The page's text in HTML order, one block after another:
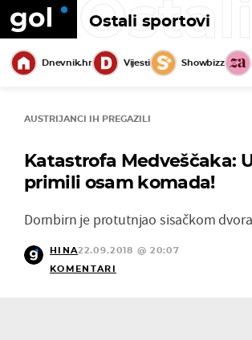
Ostali sportovi
Dnevnik.hr Vijesti Showbizz
AUSTRIJANCI IH PREGAZILI
Katastrofa Medveščaka:
primili osam komada!
Dornbirn je protutnjao sisačkom
HINA22.09.2018 @ 20:07
KOMENTARI